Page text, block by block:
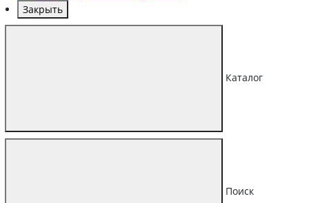
Закрыть
Каталог
Поиск